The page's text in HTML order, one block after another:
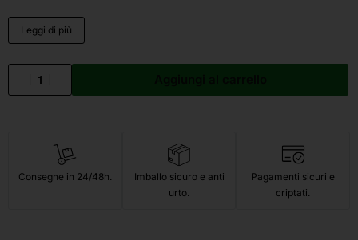
Leggi di più
Consegne in 24/48h.
Imballo sicuro e anti
urto.
Pagamenti sicuri e
criptati.